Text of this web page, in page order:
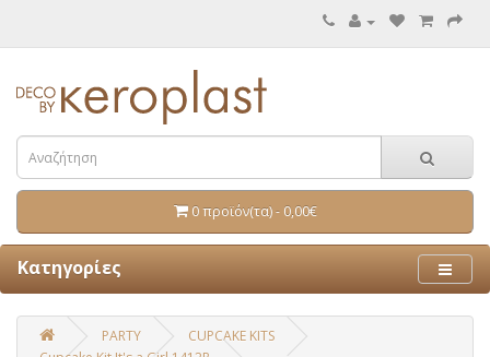
0 προϊόν(τα) - 0,00€
Κατηγορίες
PARTY
CUPCAKE KITS